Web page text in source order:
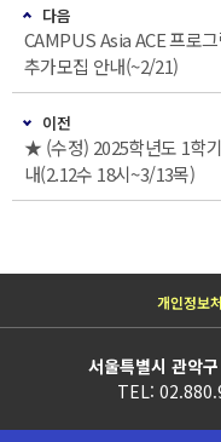
다음
CAMPUS Asia ACE 프로
추가모집 안내(~2/21)
이전
★ (수정) 2025학년도 1학
내(2.12수 18시~3/13목)
개인정보
서울특별시 관악
TEL: